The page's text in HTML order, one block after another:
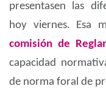
presentasen las
hoy viernes. Esa
comisión de
capacidad
de norma foral de